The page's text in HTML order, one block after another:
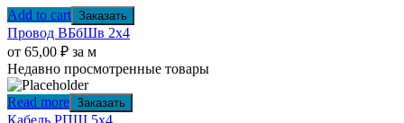
Add to cart Заказать
Провод ВБбШв 2х4
от 65,00 ₽ за м
Недавно просмотренные товары
Read more Заказать